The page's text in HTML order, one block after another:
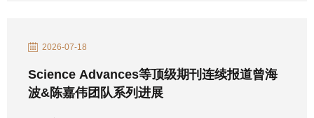
2026-07-18
Science Advances等顶级期刊连续报道曾海
波&陈嘉伟团队系列进展